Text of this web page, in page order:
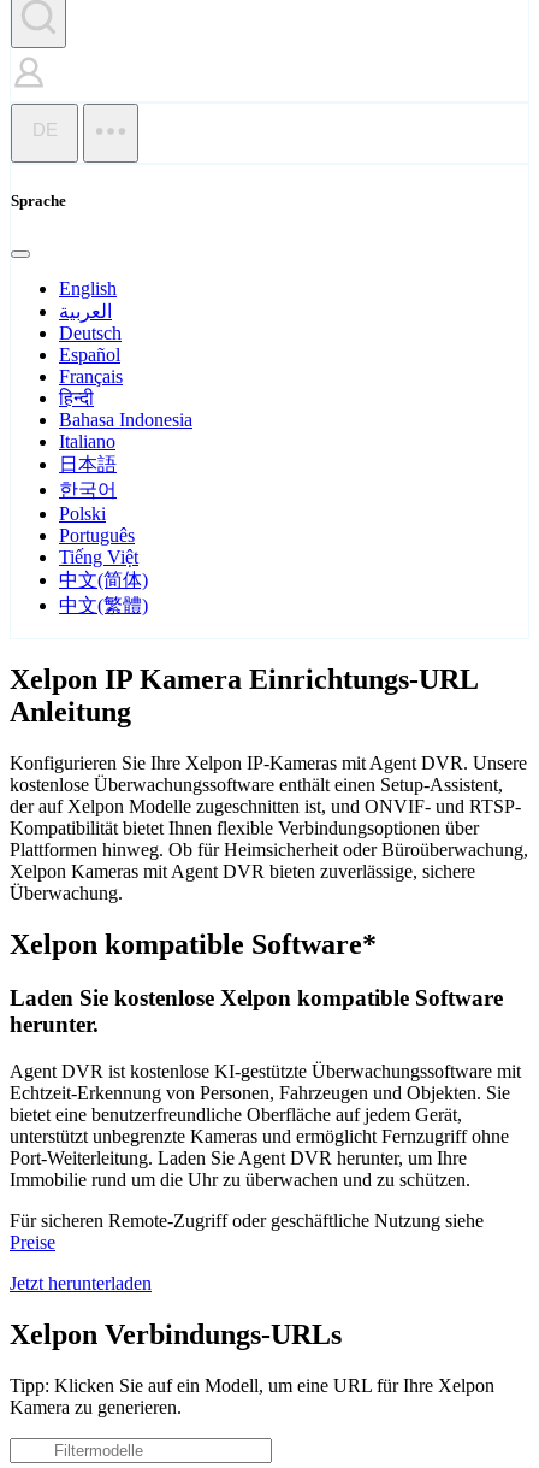
DE
Sprache
English
العربية
Deutsch
Español
Français
हिन्दी
Bahasa Indonesia
Italiano
日本語
한국어
Polski
Português
Tiếng Việt
中文(简体)
中文(繁體)
Xelpon IP Kamera Einrichtungs-URL
Anleitung
Konfigurieren Sie Ihre Xelpon IP-Kameras mit Agent DVR. Unsere
kostenlose Überwachungssoftware enthält einen Setup-Assistent,
der auf Xelpon Modelle zugeschnitten ist, und ONVIF- und RTSP-
Kompatibilität bietet Ihnen flexible Verbindungsoptionen über
Plattformen hinweg. Ob für Heimsicherheit oder Büroüberwachung,
Xelpon Kameras mit Agent DVR bieten zuverlässige, sichere
Überwachung.
Xelpon kompatible Software*
Laden Sie kostenlose Xelpon kompatible Software
herunter.
Agent DVR ist kostenlose KI-gestützte Überwachungssoftware mit
Echtzeit-Erkennung von Personen, Fahrzeugen und Objekten. Sie
bietet eine benutzerfreundliche Oberfläche auf jedem Gerät,
unterstützt unbegrenzte Kameras und ermöglicht Fernzugriff ohne
Port-Weiterleitung. Laden Sie Agent DVR herunter, um Ihre
Immobilie rund um die Uhr zu überwachen und zu schützen.
Für sicheren Remote-Zugriff oder geschäftliche Nutzung siehe
Preise
Jetzt herunterladen
Xelpon Verbindungs-URLs
Tipp: Klicken Sie auf ein Modell, um eine URL für Ihre Xelpon
Kamera zu generieren.